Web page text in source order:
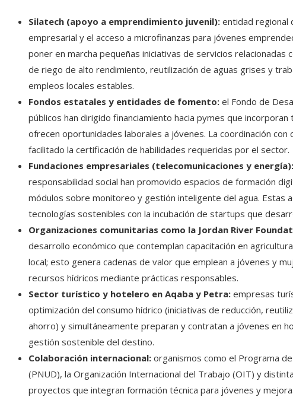
Silatech (apoyo a emprendimiento juvenil): entidad regional
empresarial y el acceso a microfinanzas para jóvenes
poner en marcha pequeñas iniciativas de servicios
de riego de alto rendimiento, reutilización de aguas grises y
empleos locales estables.
Fondos estatales y entidades de fomento: el Fondo de
públicos han dirigido financiamiento hacia pymes que
ofrecen oportunidades laborales a jóvenes. La coordinación con
facilitado la certificación de habilidades requeridas por el sector.
Fundaciones empresariales (telecomunicaciones y energía):
responsabilidad social han promovido espacios de formación
módulos sobre monitoreo y gestión inteligente del agua. Estas
tecnologías sostenibles con la incubación de startups que
Organizaciones comunitarias como la Jordan River
desarrollo económico que contemplan capacitación en
local; esto genera cadenas de valor que emplean a jóvenes y
recursos hídricos mediante prácticas responsables.
Sector turístico y hotelero en Aqaba y Petra: empresas
optimización del consumo hídrico (iniciativas de reducción,
ahorro) y simultáneamente preparan y contratan a jóvenes en
gestión sostenible del destino.
Colaboración internacional: organismos como el Programa
(PNUD), la Organización Internacional del Trabajo (OIT) y
proyectos que integran formación técnica para jóvenes y